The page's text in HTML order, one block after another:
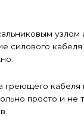
узлом
силового
греющего кабеля
просто и не